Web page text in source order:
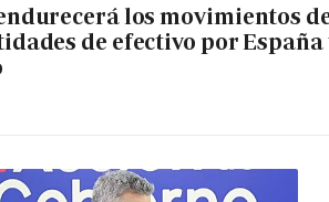
los movimientos
de efectivo por España